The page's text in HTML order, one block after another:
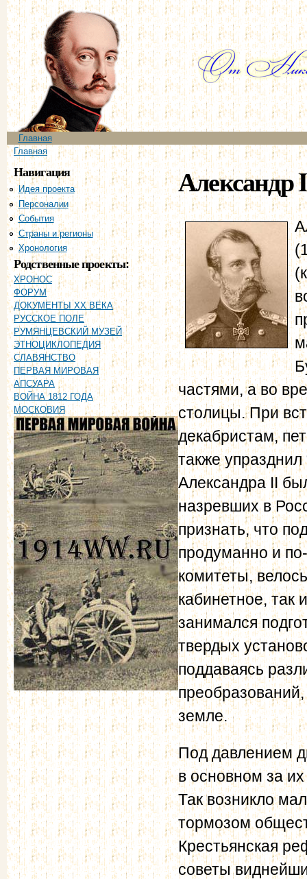
Главное меню
Главная
Вы здесь
Главная
Навигация
Идея проекта
Персоналии
События
Страны и регионы
Хронология
Родственные проекты:
ХРОНОС
ФОРУМ
ДОКУМЕНТЫ XX ВЕКА
РУССКОЕ ПОЛЕ
РУМЯНЦЕВСКИЙ МУЗЕЙ
ЭТНОЦИКЛОПЕДИЯ
СЛАВЯНСТВО
ПЕРВАЯ МИРОВАЯ
АПСУАРА
ВОЙНА 1812 ГОДА
МОСКОВИЯ
Александр
частями, а во
столицы. При
декабристам,
также
Александра II
назревших в
признать, что
продуманно и
комитеты,
кабинетное, так
занимался
твердых
поддаваясь
земле.
Под давлением
в основном за
Так возникло
тормозом
Крестьянская
советы